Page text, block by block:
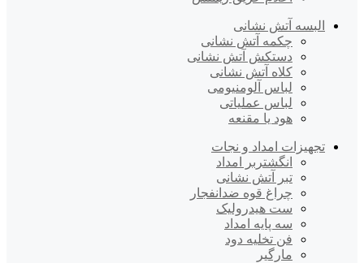
البسه آتش نشانی
چکمه آتش نشانی
دستکش آتش نشانی
کلاه آتش نشانی
لباس آلومنیومی
لباس عملیاتی
هود یا مقنعه
تجهیزات امداد و نجات
انگشتربر امداد
تبر آتش نشانی
چراغ قوه ضدانفجار
ست هیدرولیک
سه پایه امداد
فن تخلیه دود
مارگیر